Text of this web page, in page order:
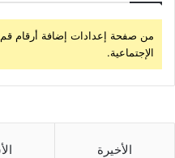
من صفحة إعدادات إضافة أرقام قم
الإجتماعية.
الأخيرة